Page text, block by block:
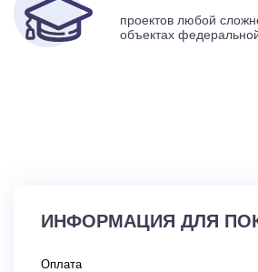
проектов любой
объектах
ИНФОРМАЦИЯ ДЛЯ
Оплата